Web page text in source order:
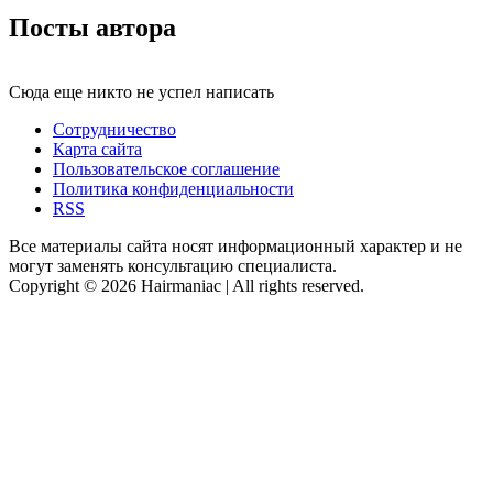
Посты автора
Сюда еще никто не успел написать
Сотрудничество
Карта сайта
Пользовательское соглашение
Политика конфиденциальности
RSS
Все материалы сайта носят информационный характер и не
могут заменять консультацию специалиста.
Copyright © 2026 Hairmaniac | All rights reserved.